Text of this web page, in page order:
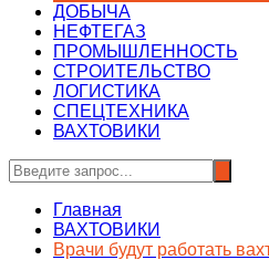
ДОБЫЧА
НЕФТЕГАЗ
ПРОМЫШЛЕННОСТЬ
СТРОИТЕЛЬСТВО
ЛОГИСТИКА
СПЕЦТЕХНИКА
ВАХТОВИКИ
Главная
ВАХТОВИКИ
Врачи будут работать